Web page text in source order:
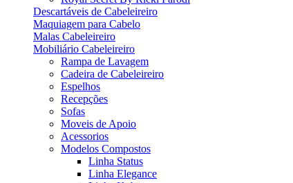
Descartáveis de Cabeleireiro
Maquiagem para Cabelo
Malas Cabeleireiro
Mobiliário Cabeleireiro
Rampa de Lavagem
Cadeira de Cabeleireiro
Espelhos
Recepções
Sofas
Moveis de Apoio
Acessorios
Modelos Compostos
Linha Status
Linha Elegance